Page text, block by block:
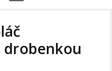
drobenkou